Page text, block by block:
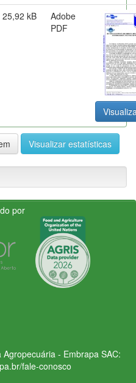
25,92 kB
Adobe
PDF
Visualizar estatísticas
por
- Embrapa SAC:
fale-conosco